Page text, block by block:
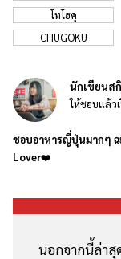
โทโฮคุ
CHUGOKU
นักเขียนส
ให้ชอบแล้ว
ชอบอาหารญี่ปุ่นมากๆ
Lover❤️
นอกจากนี้ล่าสุ